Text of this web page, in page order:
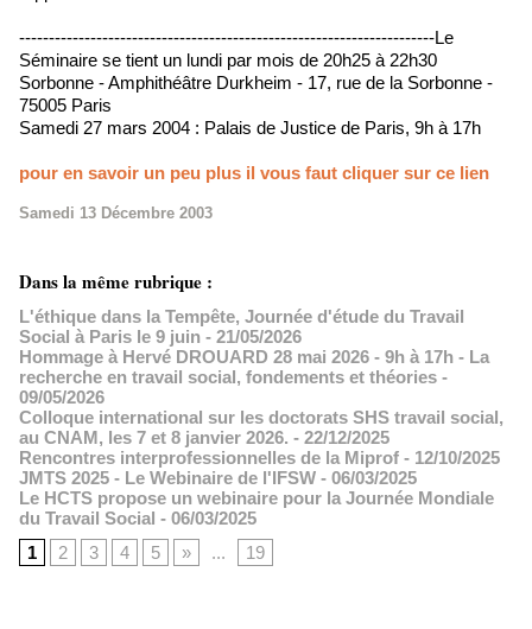
----------------------------------------------------------------------Le
Séminaire se tient un lundi par mois de 20h25 à 22h30
Sorbonne - Amphithéâtre Durkheim - 17, rue de la Sorbonne -
75005 Paris
Samedi 27 mars 2004 : Palais de Justice de Paris, 9h à 17h
pour en savoir un peu plus il vous faut cliquer sur ce lien
Samedi 13 Décembre 2003
Dans la même rubrique :
L'éthique dans la Tempête, Journée d'étude du Travail
Social à Paris le 9 juin - 21/05/2026
Hommage à Hervé DROUARD 28 mai 2026 - 9h à 17h - La
recherche en travail social, fondements et théories -
09/05/2026
Colloque international sur les doctorats SHS travail social,
au CNAM, les 7 et 8 janvier 2026. - 22/12/2025
Rencontres interprofessionnelles de la Miprof - 12/10/2025
JMTS 2025 - Le Webinaire de l'IFSW - 06/03/2025
Le HCTS propose un webinaire pour la Journée Mondiale
du Travail Social - 06/03/2025
1
2 3 4 5 » ... 19